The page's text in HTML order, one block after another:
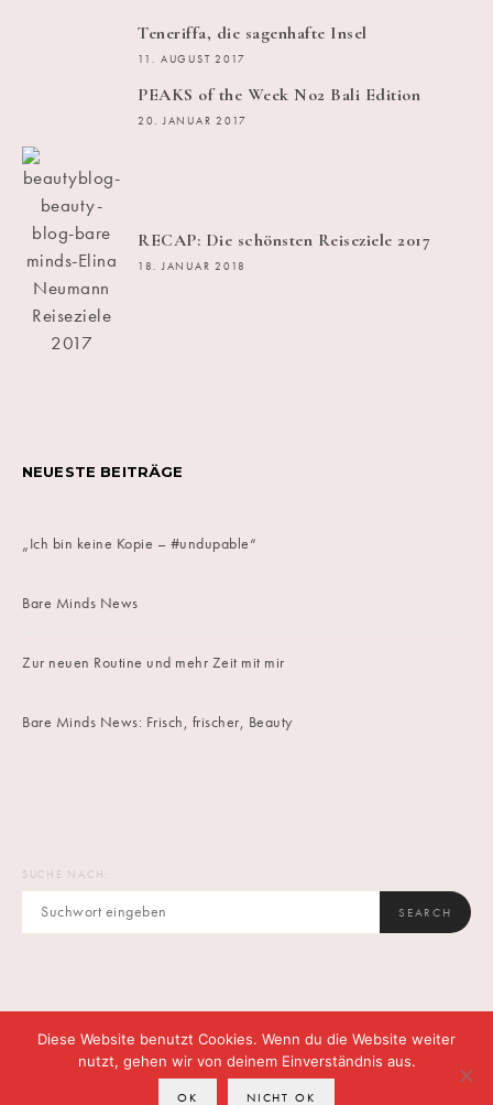
Teneriffa, die sagenhafte Insel
11. AUGUST 2017
PEAKS of the Week No2 Bali Edition
20. JANUAR 2017
RECAP: Die schönsten Reiseziele 2017
18. JANUAR 2018
NEUESTE BEITRÄGE
„Ich bin keine Kopie – #undupable“
Bare Minds News
Zur neuen Routine und mehr Zeit mit mir
Bare Minds News: Frisch, frischer, Beauty
SUCHE NACH:
SEARCH
DATENSCHUTZ CONTACT
Diese Website benutzt Cookies. Wenn du die Website weiter
nutzt, gehen wir von deinem Einverständnis aus.
OK NICHT OK